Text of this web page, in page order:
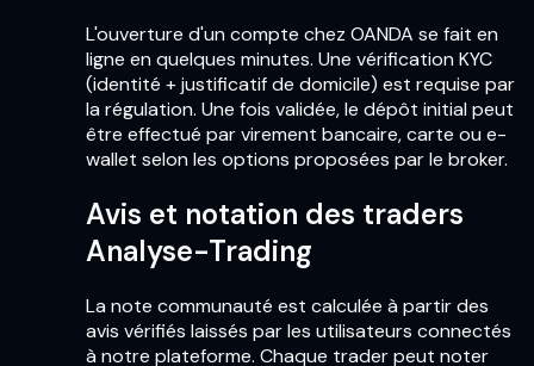
L'ouverture d'un compte chez OANDA se fait en
ligne en quelques minutes. Une vérification KYC
(identité + justificatif de domicile) est requise par
la régulation. Une fois validée, le dépôt initial peut
être effectué par virement bancaire, carte ou e-
wallet selon les options proposées par le broker.
Avis et notation des traders
Analyse-Trading
La note communauté est calculée à partir des
avis vérifiés laissés par les utilisateurs connectés
à notre plateforme. Chaque trader peut noter